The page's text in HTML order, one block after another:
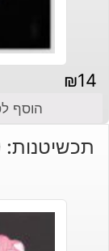
₪14
הוסף